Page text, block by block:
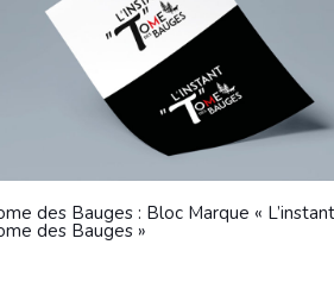
des Bauges : Bloc Marque « L’instant
des Bauges »